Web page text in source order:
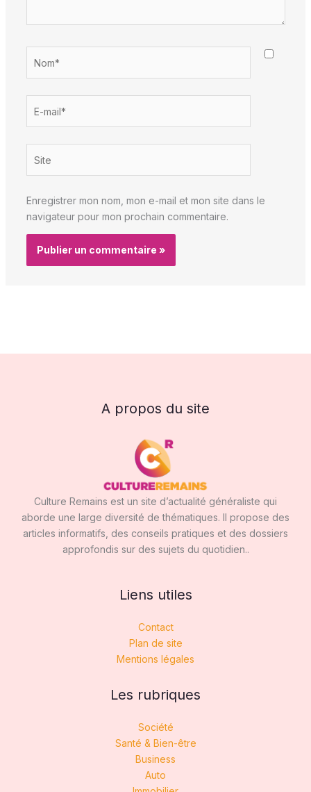
mail*
Enregistrer mon nom, mon e-mail et mon site dans le
navigateur pour mon prochain commentaire.
A propos du site
Culture Remains est un site d’actualité généraliste qui
aborde une large diversité de thématiques. Il propose des
articles informatifs, des conseils pratiques et des dossiers
approfondis sur des sujets du quotidien..
Liens utiles
Contact
Plan de site
Mentions légales
Les rubriques
Société
Santé & Bien-être
Business
Auto